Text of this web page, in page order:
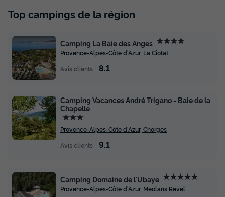
Top campings de la région
Camping La Baie des Anges ★★★★
Provence-Alpes-Côte d'Azur, La Ciotat
Avis clients
8.1
Camping Vacances André Trigano - Baie de la
Chapelle
★★★
Provence-Alpes-Côte d'Azur, Chorges
Avis clients
9.1
Camping Domaine de l'Ubaye ★★★★★
Provence-Alpes-Côte d'Azur, Meolans Revel